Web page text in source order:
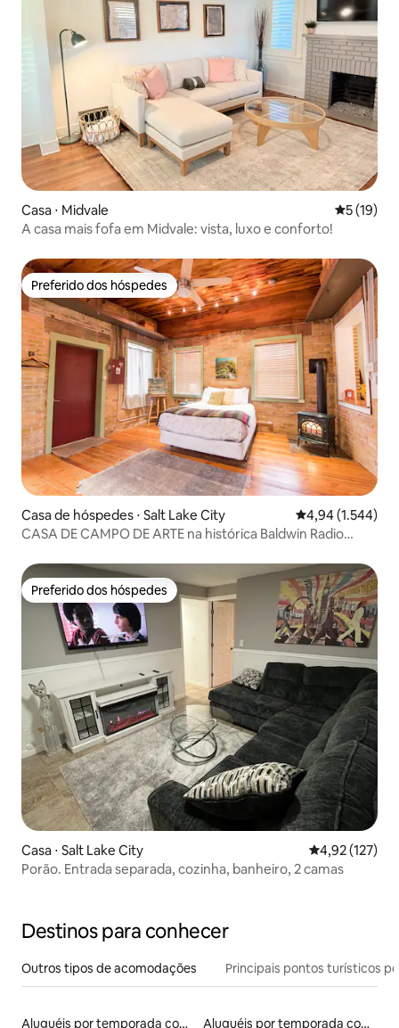
Casa ⋅ Midvale 5 de uma
5 (19)
A casa mais fofa em Midvale: vista, luxo e conforto!
Preferido dos hóspedes
Preferido dos hóspedes
Casa de hóspedes ⋅ Salt Lake City 4,94 de uma
4,94 (1.544)
CASA DE CAMPO DE ARTE na histórica Baldwin Radio
Preferido dos hóspedes
Preferido dos hóspedes
Casa ⋅ Salt Lake City 4,92 de uma
4,92 (127)
Porão. Entrada separada, cozinha, banheiro, 2 camas
Destinos para conhecer
Outros tipos de acomodações Principais pontos turísticos
Aluguéis por temporada com cama de altura acessível
Aluguéis por temporada com sauna